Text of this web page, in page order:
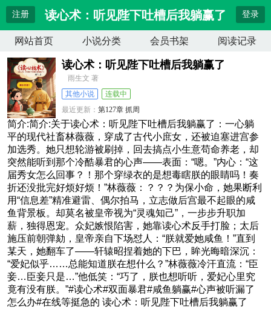
注册 读心术：听见陛下吐槽后我躺赢了 登录
网站首页 小说分类 会员书架 阅读记录
读心术：听见陛下吐槽后我躺赢了
雨生文 著
其他小说
连载中
最近更新：第127章 抓周
更新时间：2026-04-12 17:57:21
简介:简介:关于读心术：听见陛下吐槽后我躺赢了：一心躺
平的现代社畜林薇薇，穿成了古代小庶女，还被迫塞进宫参
加选秀。她只想轮游被刷掉，回去搞点小生意苟命养老，却
突然能听到那个冷酷暴君的心声——表面：“嗯。”内心：“这
届秀女怎么回事？！那个穿绿衣的是想毒瞎朕的眼睛吗！奏
折还没批完好烦好烦！”林薇薇：？？？为保小命，她果断利
用“信息差”精准避雷、偶尔拍马，立志做后宫最不起眼的咸
鱼背景板。却莫名被皇帝视为“灵魂知己”，一步步升职加
薪，独得恩宠。众妃嫉恨陷害，她靠读心术反手打脸；太后
施压前朝弹劾，皇帝亲自下场怼人：“朕就爱她咸鱼！”直到
某天，她翻车了——轩辕昭捏着她的下巴，眸光晦暗深沉：
“爱妃似乎……总能知道朕在想什么？”林薇薇冷汗直流：“臣
妾…臣妾只是…”他低笑：“巧了，朕也想听听，爱妃心里究
竟有没有朕。”#读心术#双面暴君#咸鱼躺赢#心声被听漏了
怎么办#在线等挺急的 读心术：听见陛下吐槽后我躺赢了